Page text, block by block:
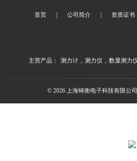
首页 公司简介 资质证书
主营产品： 测力计 , 测力仪 , 数显测力
© 2026 上海铸衡电子科技有限公